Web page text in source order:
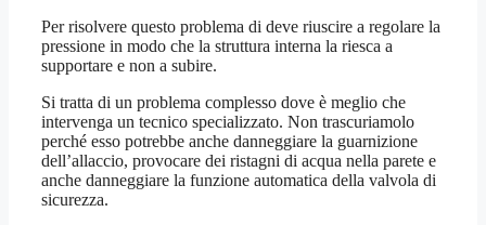
Per risolvere questo problema di deve riuscire a regolare la
pressione in modo che la struttura interna la riesca a
supportare e non a subire.
Si tratta di un problema complesso dove è meglio che
intervenga un tecnico specializzato. Non trascuriamolo
perché esso potrebbe anche danneggiare la guarnizione
dell’allaccio, provocare dei ristagni di acqua nella parete e
anche danneggiare la funzione automatica della valvola di
sicurezza.